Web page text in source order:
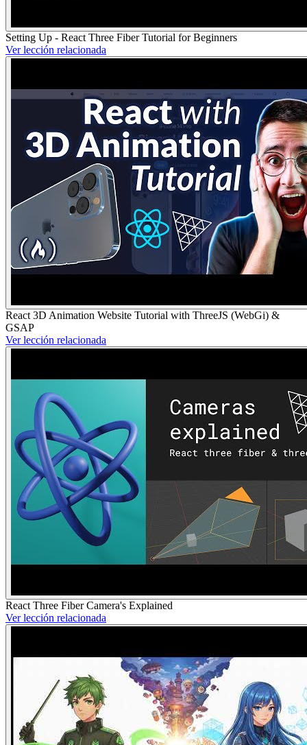
Setting Up - React Three Fiber Tutorial for Beginners
Ver lección relacionada
React 3D Animation Website Tutorial with ThreeJS (WebGi) &
GSAP
Ver lección relacionada
React Three Fiber Camera's Explained
Ver lección relacionada